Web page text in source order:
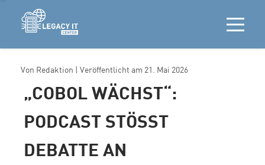
Von Redaktion | Veröffentlicht am 21. Mai 2026
„COBOL WÄCHST“:
PODCAST STÖSST D
EBATTE AN